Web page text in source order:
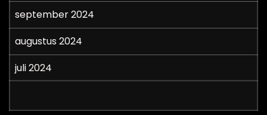
september 2024
augustus 2024
juli 2024